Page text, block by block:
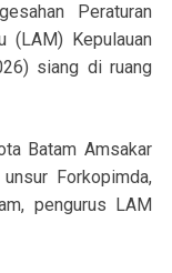
Peraturan
(LAM) Kepulauan
siang di ruang
Batam Amsakar
Forkopimda,
pengurus LAM